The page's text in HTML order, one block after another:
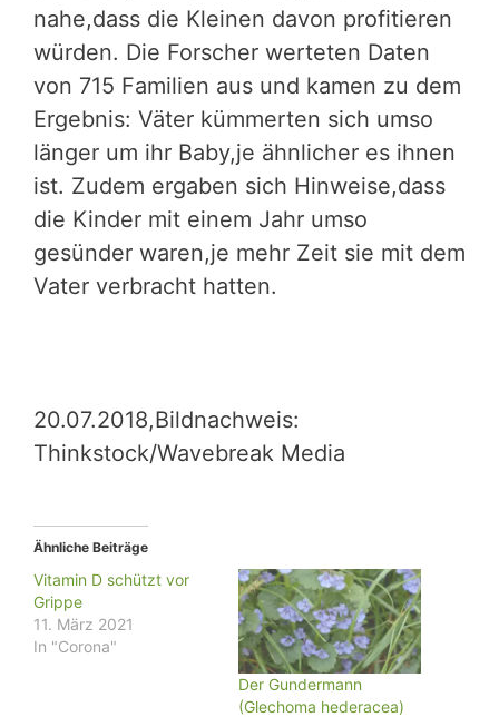
nahe,dass die Kleinen davon ­profitieren
­würden. Die For­scher werteten Daten
von 715 Familien aus und kamen zu dem
­Ergebnis: Väter ­kümmer­ten sich umso
länger um ihr ­­Baby­,je ähnlicher es ihnen
ist. Zudem ergaben sich Hinweise,dass
die Kinder mit einem Jahr umso
gesünder waren,je mehr Zeit sie mit dem
Vater verbracht hatten.
20.07.2018,Bildnachweis:
Thinkstock/Wavebreak Media
Ähnliche Beiträge
Vitamin D schützt vor
Grippe
11. März 2021
In "Corona"
Der Gundermann
(Glechoma hederacea)